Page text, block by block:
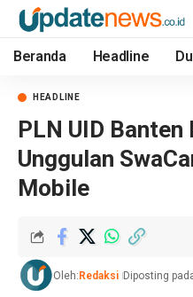
Beranda Headline
HEADLINE
PLN UID
Unggulan
Mobile
Oleh: Redaksi Diposting